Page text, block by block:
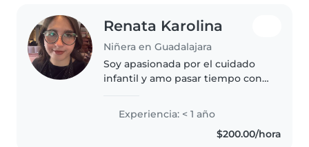
Renata Karolina
Niñera en Guadalajara
Soy apasionada por el cuidado
infantil y amo pasar tiempo con
música y jugar. Me adapto
fácilmente a diferentes edades y
me siento cómoda con
Experiencia: < 1 año
$200.00/hora